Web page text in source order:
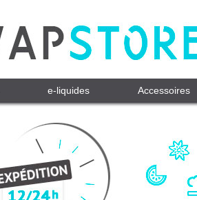
e-liquides Accessoires